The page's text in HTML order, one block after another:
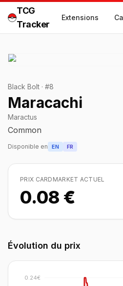
TCG
Tracker
Extensions
Black Bolt · #8
Maracachi
Maractus
Common
Disponible en EN FR
PRIX CARDMARKET ACTUEL
0.08 €
Évolution du prix
0.24€